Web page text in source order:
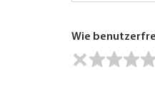
Wie